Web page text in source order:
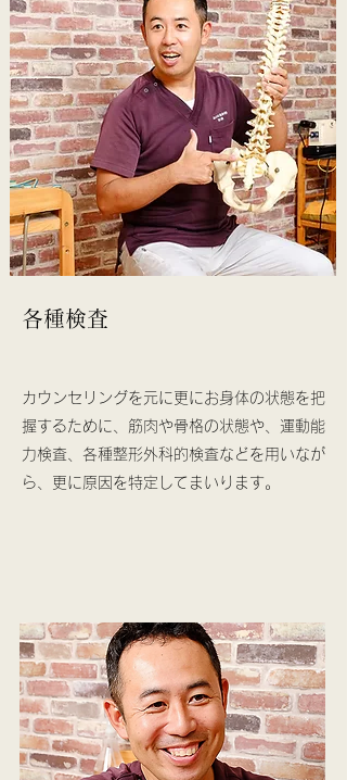
各種検査
カウンセリングを元に更にお身体の状態を把
握するために、筋肉や骨格の状態や、運動能
力検査、各種整形外科的検査などを用いなが
ら、更に原因を特定してまいります。